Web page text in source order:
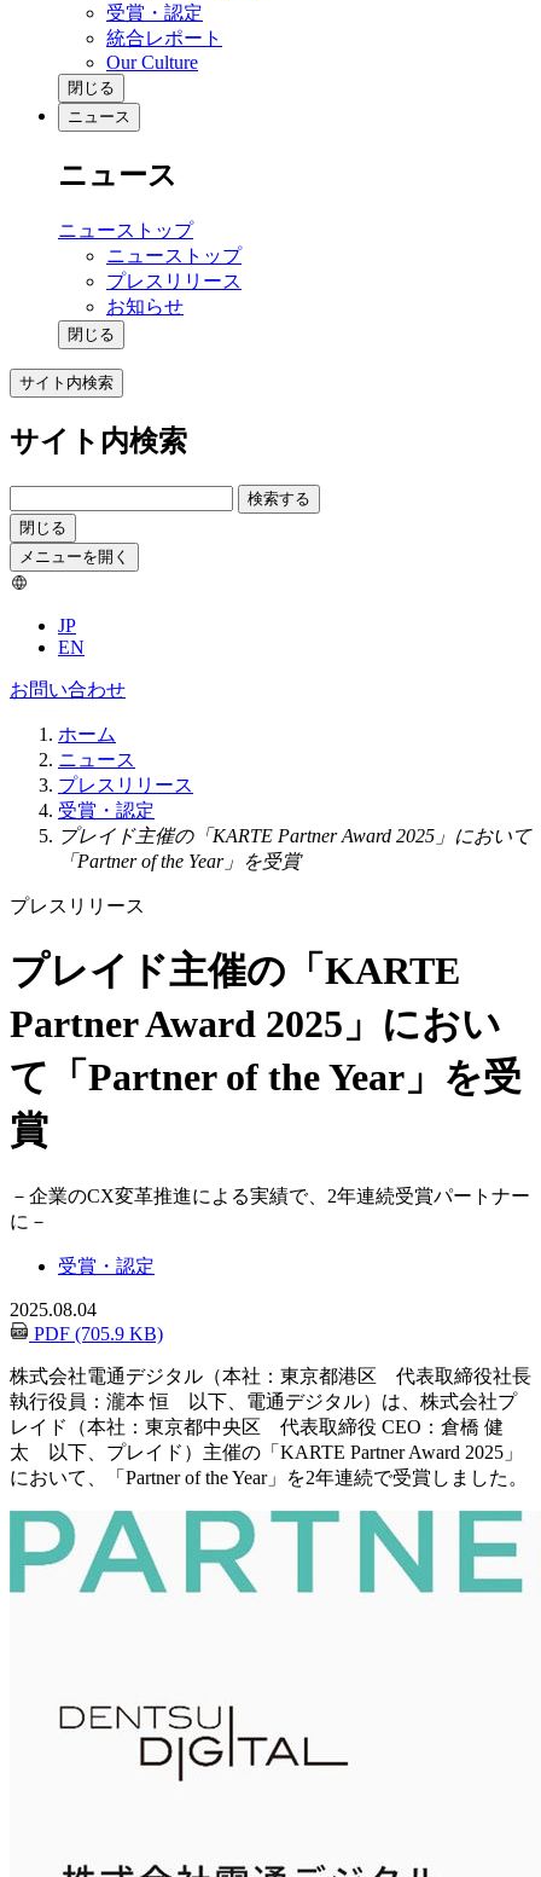
受賞・認定
統合レポート
Our Culture
閉じる
ニュース
ニュース
ニューストップ
ニューストップ
プレスリリース
お知らせ
閉じる
サイト内検索
サイト内検索
検索する
閉じる
メニューを開く
JP
EN
お問い合わせ
ホーム
ニュース
プレスリリース
受賞・認定
プレイド主催の「KARTE Partner Award 2025」において
「Partner of the Year」を受賞
プレスリリース
プレイド主催の「KARTE
Partner Award 2025」におい
て「Partner of the Year」を受
賞
－ 企業のCX変革推進による実績で、2年連続受賞パートナー
に －
受賞・認定
2025.08.04
PDF (705.9 KB)
株式会社電通デジタル（本社：東京都港区 代表取締役社長
執行役員：瀧本 恒 以下、電通デジタル）は、株式会社プ
レイド（本社：東京都中央区 代表取締役 CEO：倉橋 健
太 以下、プレイド）主催の「KARTE Partner Award 2025」
において、「Partner of the Year」を2年連続で受賞しました。